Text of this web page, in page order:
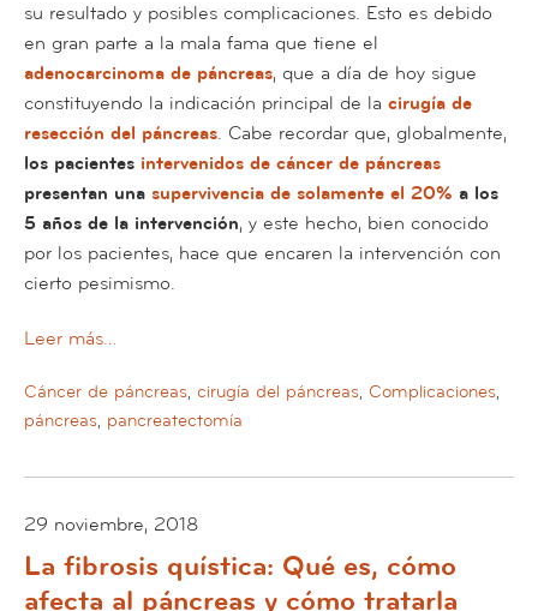
su resultado y posibles complicaciones. Esto es debido
en gran parte a la mala fama que tiene el
adenocarcinoma de páncreas, que a día de hoy sigue
constituyendo la indicación principal de la cirugía de
resección del páncreas. Cabe recordar que, globalmente,
los pacientes intervenidos de cáncer de páncreas
presentan una supervivencia de solamente el 20% a los
5 años de la intervención, y este hecho, bien conocido
por los pacientes, hace que encaren la intervención con
cierto pesimismo.
Leer más…
Cáncer de páncreas, cirugía del páncreas, Complicaciones,
páncreas, pancreatectomía
29 noviembre, 2018
La fibrosis quística: Qué es, cómo
afecta al páncreas y cómo tratarla